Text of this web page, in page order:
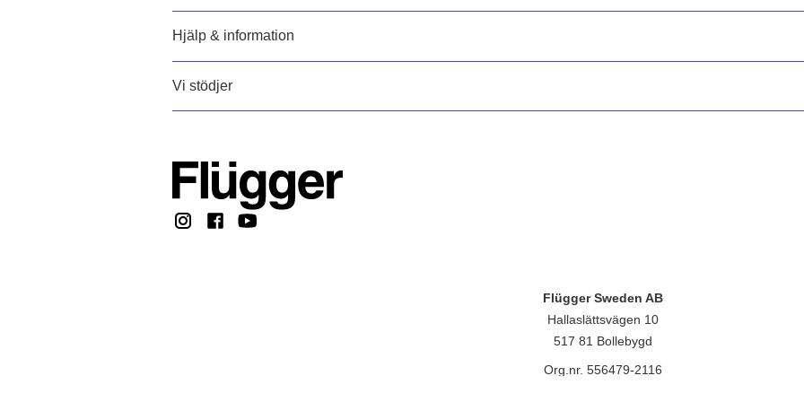
Hjälp & information
Vi stödjer
Flügger Sweden AB
Hallaslättsvägen 10
517 81 Bollebygd
Org.nr. 556479-2116